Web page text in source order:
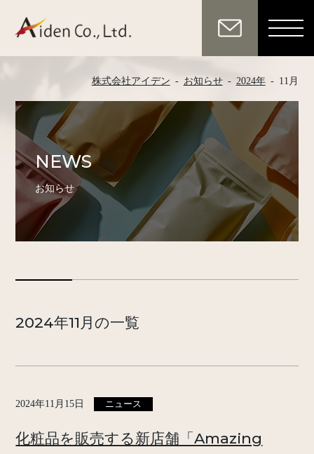
株式会社アイデン - お知らせ - 2024年 - 11月
NEWS
お知らせ
2024年11月の一覧
2024年11月15日 ニュース
化粧品を販売する新店舗「Amazing